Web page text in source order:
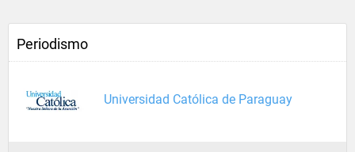
Periodismo
Universidad Católica de Paraguay